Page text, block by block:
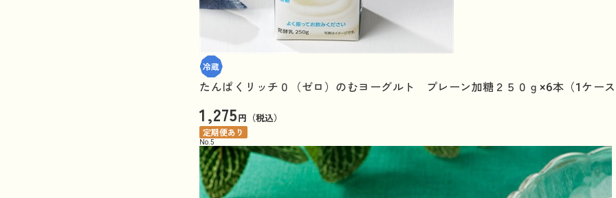
たんぱくリッチ０（ゼロ）のむヨーグルト プレーン加糖２５０ｇ×6本（1ケー
1,275円（税込）
定期便あり
No.5